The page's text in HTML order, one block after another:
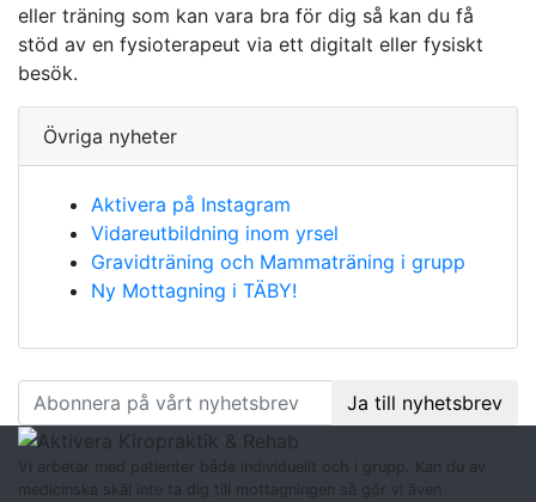
eller träning som kan vara bra för dig så kan du få
stöd av en fysioterapeut via ett digitalt eller fysiskt
besök.
Övriga nyheter
Aktivera på Instagram
Vidareutbildning inom yrsel
Gravidträning och Mammaträning i grupp
Ny Mottagning i TÄBY!
Ja till nyhetsbrev
Vi arbetar med patienter både individuellt och i grupp. Kan du av
medicinska skäl inte ta dig till mottagningen så gör vi även